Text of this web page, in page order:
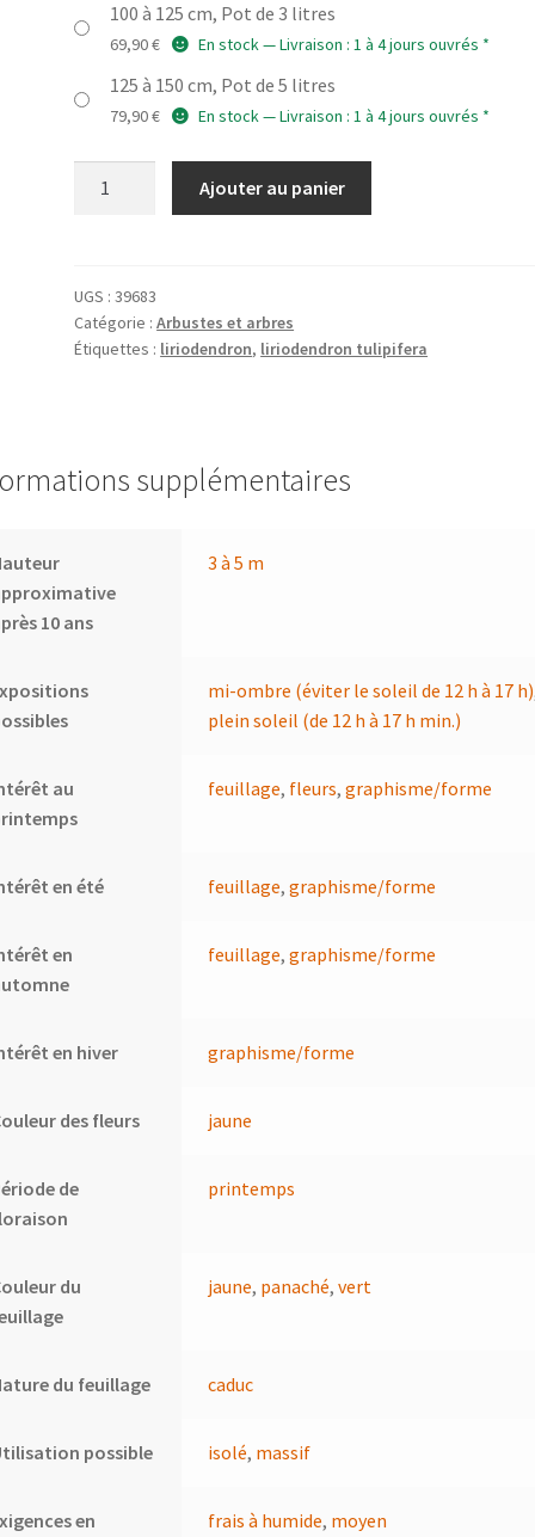
100 à 125 cm, Pot de 3 litres
69,90€ En stock — Livraison : 1 à 4 jours ouvrés *
125 à 150 cm, Pot de 5 litres
79,90€ En stock — Livraison : 1 à 4 jours ouvrés *
'Snow
Bird'
(R)
Ajouter au panier
UGS :39683
Catégorie :Arbustes et arbres
Étiquettes : liriodendron, liriodendron tulipifera
supplémentaires
10 ans
3 à 5 m
mi-ombre (éviter le soleil de 12 h à 17 h)
plein soleil (de 12 h à 17 h min.)
au
feuillage, fleurs,graphisme/forme
en été feuillage,graphisme/forme
en
feuillage,graphisme/forme
en hiver graphisme/forme
des fleurs jaune
de
printemps
du
jaune, panaché,vert
du feuillage caduc
possible isolé, massif
en
frais à humide, moyen